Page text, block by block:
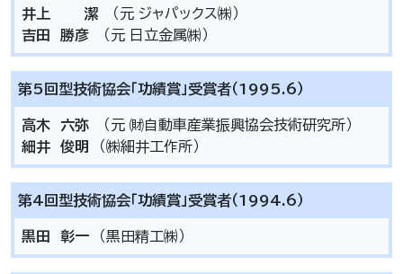
井上 潔 （元 ジャパックス㈱）
吉田 勝彦 （元 日立金属㈱）
第5回型技術協会「功績賞」受賞者（1995.6）
高木 六弥 （元 ㈶自動車産業振興協会技術研究所）
細井 俊明
（㈱細井工作所）
第4回型技術協会「功績賞」受賞者（1994.6）
黒田 彰一 （黒田精工㈱）